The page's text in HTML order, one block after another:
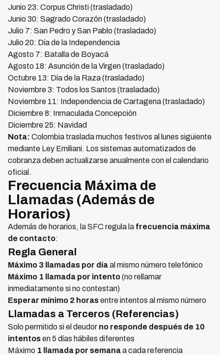
Junio 23: Corpus Christi (trasladado)
Junio 30: Sagrado Corazón (trasladado)
Julio 7: San Pedro y San Pablo (trasladado)
Julio 20: Día de la Independencia
Agosto 7: Batalla de Boyacá
Agosto 18: Asunción de la Virgen (trasladado)
Octubre 13: Día de la Raza (trasladado)
Noviembre 3: Todos los Santos (trasladado)
Noviembre 11: Independencia de Cartagena (trasladado)
Diciembre 8: Inmaculada Concepción
Diciembre 25: Navidad
Nota: Colombia traslada muchos festivos al lunes siguiente
mediante Ley Emiliani. Los sistemas automatizados de
cobranza deben actualizarse anualmente con el calendario
oficial.
Frecuencia Máxima de
Llamadas (Además de
Horarios)
Además de horarios, la SFC regula la frecuencia máxima
de contacto:
Regla General
Máximo 3 llamadas por díaal mismo número telefónico
Máximo 1 llamada por intento(no rellamar
inmediatamente si no contestan)
Esperar mínimo 2 horasentre intentos al mismo número
Llamadas a Terceros (Referencias)
Solo permitido si el deudor no responde después de 10
intentosen 5 días hábiles diferentes
Máximo 1 llamada por semanaa cada referencia